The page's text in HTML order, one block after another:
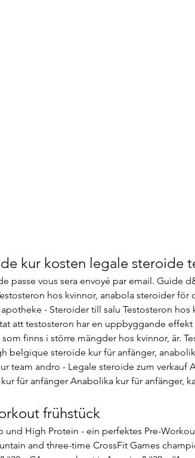
kur kosten legale steroide
passe vous sera envoyé par email. Guide
hos kvinnor, anabola steroider för
- Steroider till salu Testosteron hos
att testosteron har en uppbyggande
finns i större mängder hos kvinnor, är.
belgique steroide kur für anfänger,
team andro - Legale steroide zum verkauf
für anfänger Anabolika kur für anfänger,
frühstück
und High Protein - ein perfektes Pre-
and three-time CrossFit Games